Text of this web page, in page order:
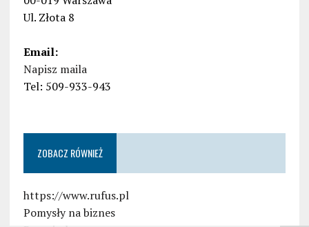
Ul. Złota 8
Email:
Napisz maila
Tel: 509-933-943
ZOBACZ RÓWNIEŻ
https://www.rufus.pl
Pomysły na biznes